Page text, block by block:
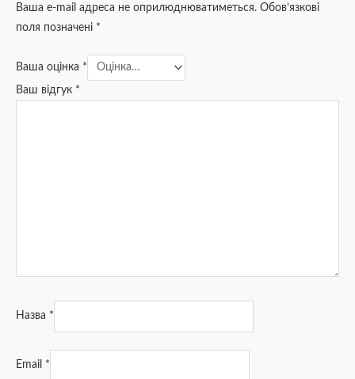
Ваша e-mail адреса не оприлюднюватиметься. Обов’язкові
поля позначені *
Ваша оцінка *
Ваш відгук *
Назва *
Email *